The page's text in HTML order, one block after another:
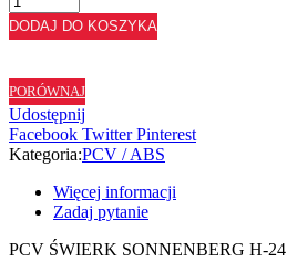
ABS
ŚWIERK
H2415
ST10
-
42/2
DODAJ DO KOSZYKA
PORÓWNAJ
Udostępnij
Facebook Twitter Pinterest
Kategoria:PCV / ABS
Więcej informacji
Zadaj pytanie
PCV ŚWIERK SONNENBERG H-